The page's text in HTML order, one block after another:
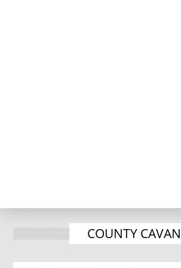
COUNTY CAVAN